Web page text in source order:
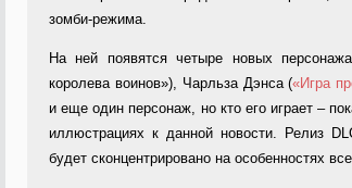
зомби-режима.
На ней появятся четыре новых
королева воинов»), Чарльза Дэнса («Игра
и еще один персонаж, но кто его играет –
иллюстрациях к данной новости. Релиз
будет сконцентрировано на особенностях